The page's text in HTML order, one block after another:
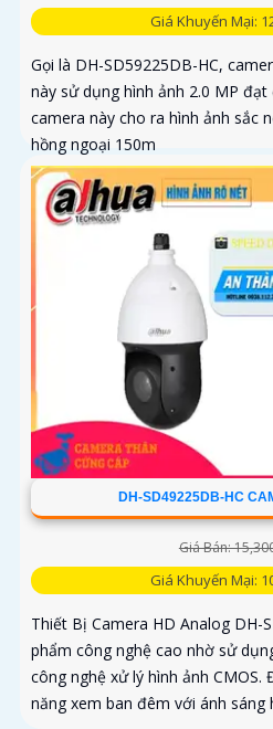
Giá Khuyến Mại:
Gọi là DH-SD59225DB-HC,
này sử dụng hình ảnh 2.0 MP
camera này cho ra hình ảnh sắc
hồng ngoại 150m
DH-SD49225DB-HC
Giá Bán:
Giá Khuyến Mại:
Thiết Bị Camera HD Analog DH-
phẩm công nghệ cao nhờ sử
công nghệ xử lý hình ảnh CMOS.
năng xem ban đêm với ánh sáng